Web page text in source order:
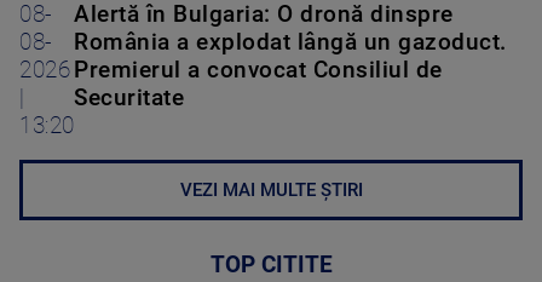
08-
08-
2026
13:20
Alertă în Bulgaria: O dronă dinspre
România a explodat lângă un gazoduct.
Premierul a convocat Consiliul de
Securitate
VEZI MAI MULTE ȘTIRI
TOP CITITE